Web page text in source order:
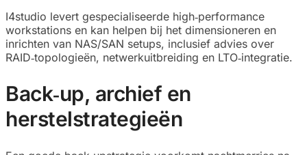
I4studio levert gespecialiseerde high‑performance
workstations en kan helpen bij het dimensioneren en
inrichten van NAS/SAN setups, inclusief advies over
RAID‑topologieën, netwerkuitbreiding en LTO‑integratie.
Back‑up, archief en
herstelstrategieën